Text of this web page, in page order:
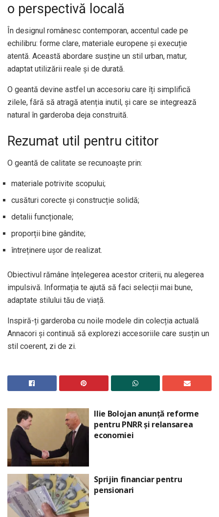
o perspectivă locală
În designul românesc contemporan, accentul cade pe
echilibru: forme clare, materiale europene și execuție
atentă. Această abordare susține un stil urban, matur,
adaptat utilizării reale și de durată.
O geantă devine astfel un accesoriu care îți simplifică
zilele, fără să atragă atenția inutil, și care se integrează
natural în garderoba deja construită.
Rezumat util pentru cititor
O geantă de calitate se recunoaște prin:
materiale potrivite scopului;
cusături corecte și construcție solidă;
detalii funcționale;
proporții bine gândite;
întreținere ușor de realizat.
Obiectivul rămâne înțelegerea acestor criterii, nu alegerea
impulsivă. Informația te ajută să faci selecții mai bune,
adaptate stilului tău de viață.
Inspiră-ți garderoba cu noile modele din colecția actuală
Annacori și continuă să explorezi accesoriile care susțin un
stil coerent, zi de zi.
Ilie Bolojan anunță reforme
pentru PNRR și relansarea
economiei
Sprijin financiar pentru
pensionari